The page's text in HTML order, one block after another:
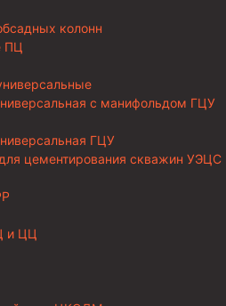
колонн
ПЦ
с манифольдом ГЦУ
ГЦУ
цементирования скважин УЭЦС
и ЦЦ